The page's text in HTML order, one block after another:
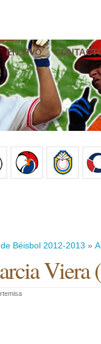
EN VIVO
Béisbol 2012-2013 »
Viera(